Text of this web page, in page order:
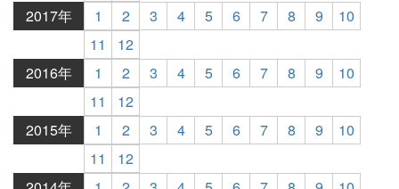
2017年
1 2 3 4 5 6 7 8 9
10
11
12
2016年
1 2 3 4 5 6 7 8 9
10
11
12
2015年
1 2 3 4 5 6 7 8 9
10
11
12